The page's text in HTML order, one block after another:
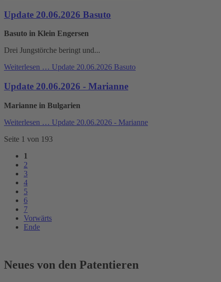
Update 20.06.2026 Basuto
Basuto in Klein Engersen
Drei Jungstörche beringt und...
Weiterlesen … Update 20.06.2026 Basuto
Update 20.06.2026 - Marianne
Marianne in Bulgarien
Weiterlesen … Update 20.06.2026 - Marianne
Seite 1 von 193
1
2
3
4
5
6
7
Vorwärts
Ende
Neues von den Patentieren